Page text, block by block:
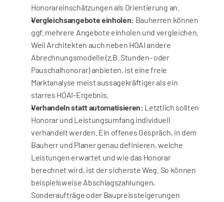
Honorareinschätzungen als Orientierung an.
Vergleichsangebote einholen: Bauherren können
ggf. mehrere Angebote einholen und vergleichen.
Weil Architekten auch neben HOAI andere
Abrechnungsmodelle (z.B. Stunden- oder
Pauschalhonorar) anbieten, ist eine freie
Marktanalyse meist aussagekräftiger als ein
starres HOAI-Ergebnis.
Verhandeln statt automatisieren: Letztlich sollten
Honorar und Leistungsumfang individuell
verhandelt werden. Ein offenes Gespräch, in dem
Bauherr und Planer genau definieren, welche
Leistungen erwartet und wie das Honorar
berechnet wird, ist der sicherste Weg. So können
beispielsweise Abschlagszahlungen,
Sonderaufträge oder Baupreissteigerungen